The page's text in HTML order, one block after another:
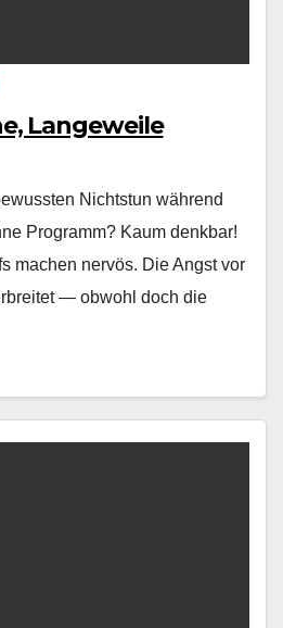
Langeweile
Nichtstun während
Pro­gramm? Kaum denkbar!
machen nervös. Die Angst vor
— obwohl doch die